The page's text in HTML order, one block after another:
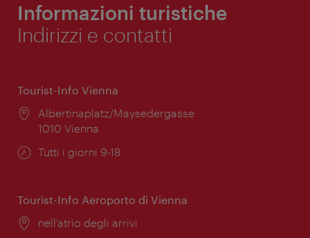
Informazioni turistiche
Indirizzi e contatti
Tourist-Info Vienna
Posizione:
Albertinaplatz/Maysedergasse
1010 Vienna
Orari
Tutti i giorni 9-18
Tourist-Info Aeroporto di Vienna
Posizione:
nell’atrio degli arrivi